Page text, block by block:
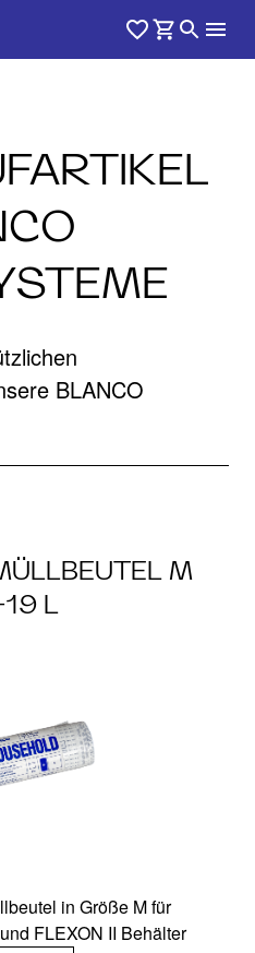
BLANCO
M
L
in Größe M für
FLEXON II Behälter